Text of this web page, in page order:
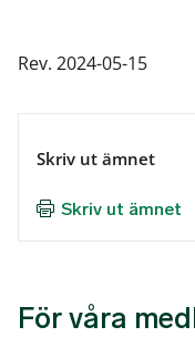
Skriv ut ämnet
Skriv ut ämnet
Rev. 2024-05-15
För våra